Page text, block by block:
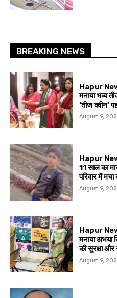
BREAKING NEWS
Hapur
मनाया भव्य
‘तीज क्वीन’
August 9,
Hapur
11 साल का
परिवार में मचा
August 9,
Hapur
मनाया अभया
की सुरक्षा और
August 9,